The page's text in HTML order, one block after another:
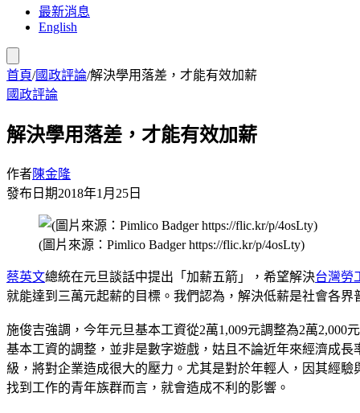
最新消息
English
首頁/國政評論/解決學用落差，才能有效加薪
國政評論
解決學用落差，才能有效加薪
作者陳金隆
發布日期2018年1月25日
(圖片來源：Pimlico Badger https://flic.kr/p/4osLty)
蔡英文總統在元旦談話中提出「加薪五箭」，希望解決台灣勞
就能達到三萬元起薪的目標。我們認為，解決低薪是社會各
施俊吉強調，今年元旦基本工資從2萬1,009元調整為2萬2,000
基本工資的調整，並非是數字遊戲，姑且不論近年來經濟成
級，將對企業造成很大的壓力。尤其是對於年輕人，因其經
找到工作的青年族群而言，就會造成不利的影響。